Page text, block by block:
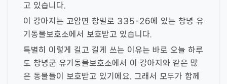
고 있습니다.
이 강아지는 고암면 창밀로 335-26에 있는 창녕 유
기동물보호소에서 보호받고 있습니다.
특별히 이렇게 길고 길게 쓰는 이유는 바로 오늘 하루
도 창녕군 유기동물보호소에서 이 강아지와 같은 많
은 동물들이 보호받고 있기에요. 그래서 모두가 함께